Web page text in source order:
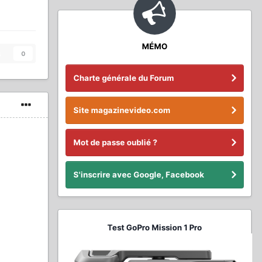
0
MÉMO
Charte générale du Forum
Site magazinevideo.com
Mot de passe oublié ?
S'inscrire avec Google, Facebook
Test GoPro Mission 1 Pro